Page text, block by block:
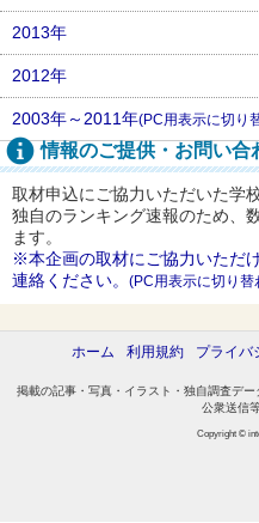
2013年
2012年
2003年～2011年(PC用表示に切り
情報のご提供・お問い合
取材申込にご協力いただいた学
独自のランキング速報のため、
ます。
※本企画の取材にご協力いただ
連絡ください。 (PC用表示に切り替
ホーム 利用規約 プライバ
掲載の記事・写真・イラスト・独自調査デ
公衆送信
Copyright ©